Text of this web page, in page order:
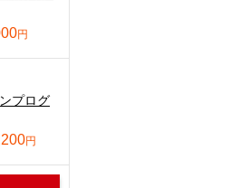
円
プログ
円